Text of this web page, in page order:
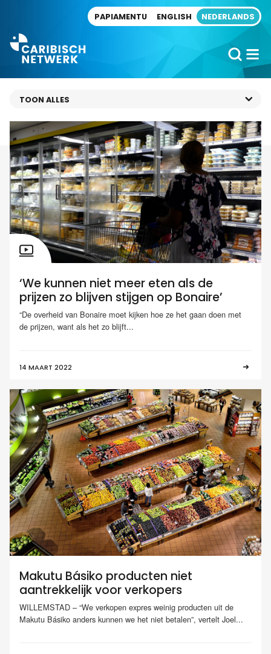
PAPIAMENTU ENGLISH NEDERLANDS
‘We kunnen niet meer eten als de
prijzen zo blijven stijgen op Bonaire’
“De overheid van Bonaire moet kijken hoe ze het gaan doen met
de prijzen, want als het zo blijft...
14 MAART 2022
Makutu Básiko producten niet
aantrekkelijk voor verkopers
WILLEMSTAD – “We verkopen expres weinig producten uit de
Makutu Básiko anders kunnen we het niet betalen”, vertelt Joel...